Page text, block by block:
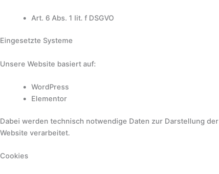
Art. 6 Abs. 1 lit. f DSGVO
Eingesetzte Systeme
Unsere Website basiert auf:
WordPress
Elementor
Dabei werden technisch notwendige Daten zur Darstellung der
Website verarbeitet.
Cookies